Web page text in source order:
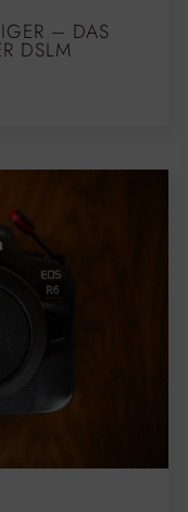
– DAS
DSLM